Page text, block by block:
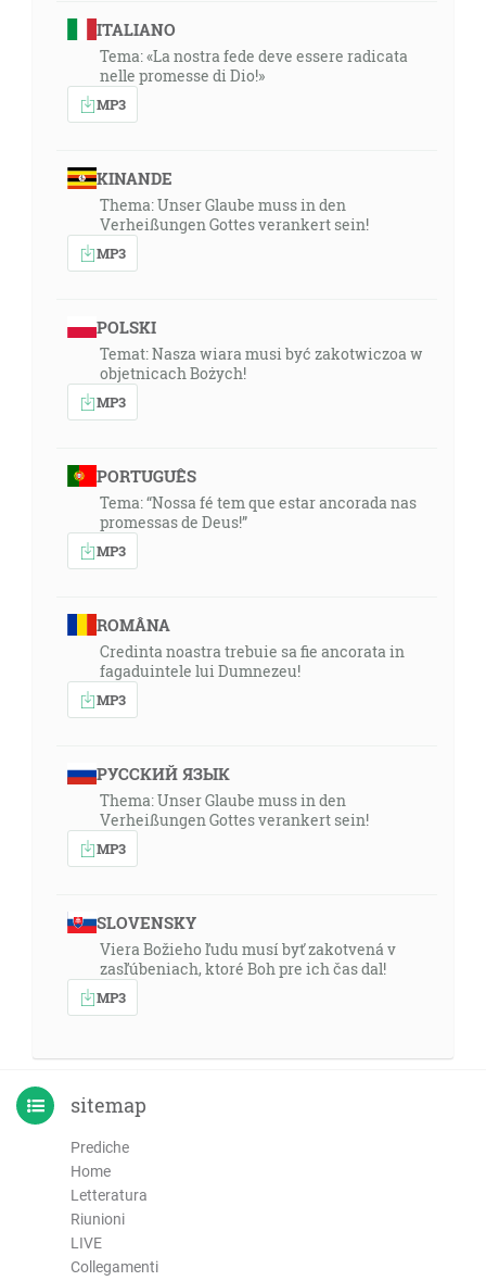
ITALIANO
Tema: «La nostra fede deve essere radicata
nelle promesse di Dio!»
MP3
KINANDE
Thema: Unser Glaube muss in den
Verheißungen Gottes verankert sein!
MP3
POLSKI
Temat: Nasza wiara musi być zakotwiczoa w
objetnicach Bożych!
MP3
PORTUGUÊS
Tema: “Nossa fé tem que estar ancorada nas
promessas de Deus!”
MP3
ROMÂNA
Credinta noastra trebuie sa fie ancorata in
fagaduintele lui Dumnezeu!
MP3
РУССКИЙ ЯЗЫК
Thema: Unser Glaube muss in den
Verheißungen Gottes verankert sein!
MP3
SLOVENSKY
Viera Božieho ľudu musí byť zakotvená v
zasľúbeniach, ktoré Boh pre ich čas dal!
MP3
sitemap
Prediche
Home
Letteratura
Riunioni
LIVE
Collegamenti